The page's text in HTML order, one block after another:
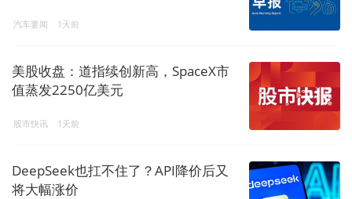
汽车要闻 1天前
美股收盘：道指续创新高，SpaceX市
值蒸发2250亿美元
股市快讯 1天前
DeepSeek也扛不住了？API降价后又
将大幅涨价